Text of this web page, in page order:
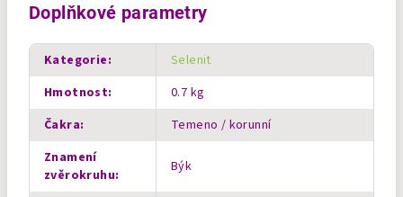
Doplňkové parametry
Kategorie:
Selenit
Hmotnost:
0.7 kg
Čakra:
Temeno / korunní
Znamení
zvěrokruhu: Býk